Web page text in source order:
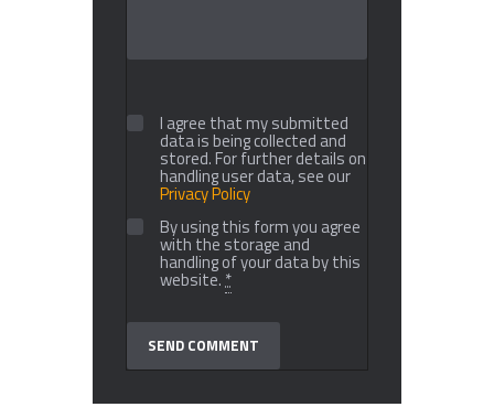
I agree that my submitted
data is being collected and
stored. For further details on
handling user data, see our
Privacy Policy
By using this form you agree
with the storage and
handling of your data by this
website.*